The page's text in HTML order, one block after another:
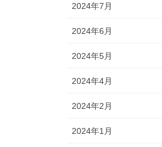
2024年7月
2024年6月
2024年5月
2024年4月
2024年2月
2024年1月